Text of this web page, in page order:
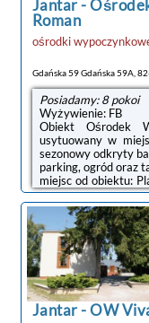
pobytu w obiekcie ...
Jantar-
Roman
ośrodki
Gdańska 59 Gdańska 59A,
Posiadamy: 8 pokoi
Wyżywienie: FB
Obiekt Ośrodek
usytuowany w
sezonowy odkryty
parking, ogród oraz
miejsc od obiektu:
dyspozycji
udogodnienia, jak
całodobowa
wszystkich
rodzinne.W
znajduje się
ekranem, prywatna
każdej opcji
zapewniono ...
Jantar-OW